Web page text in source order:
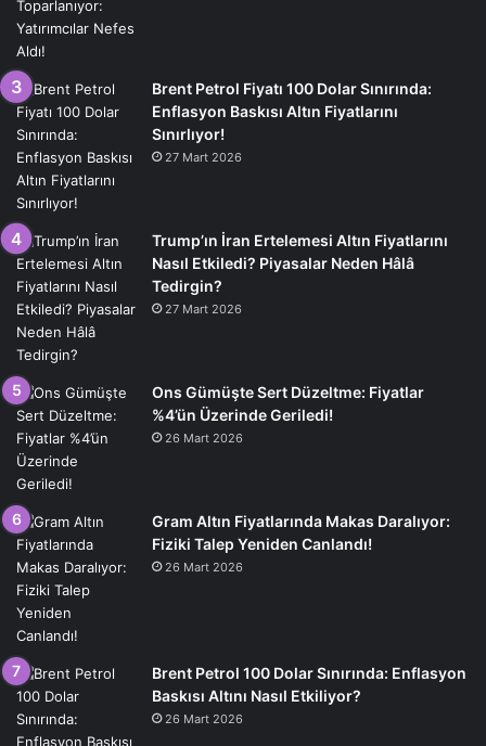
Brent Petrol Fiyatı 100 Dolar Sınırında:
Enflasyon Baskısı Altın Fiyatlarını
Sınırlıyor!
27 Mart 2026
Trump’ın İran Ertelemesi Altın Fiyatlarını
Nasıl Etkiledi? Piyasalar Neden Hâlâ
Tedirgin?
27 Mart 2026
Ons Gümüşte Sert Düzeltme: Fiyatlar
%4’ün Üzerinde Geriledi!
26 Mart 2026
Gram Altın Fiyatlarında Makas Daralıyor:
Fiziki Talep Yeniden Canlandı!
26 Mart 2026
Brent Petrol 100 Dolar Sınırında: Enflasyon
Baskısı Altını Nasıl Etkiliyor?
26 Mart 2026